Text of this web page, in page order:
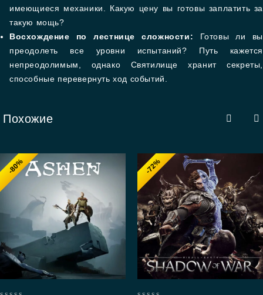
имеющиеся механики. Какую цену вы готовы заплатить за
такую мощь?
Восхождение по лестнице сложности: Готовы ли вы
преодолеть все уровни испытаний? Путь кажется
непреодолимым, однако Святилище хранит секреты,
способные перевернуть ход событий.
Похожие
-80% -72%